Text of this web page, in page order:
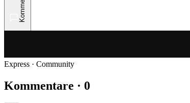
Express · Community
Kommentare · 0